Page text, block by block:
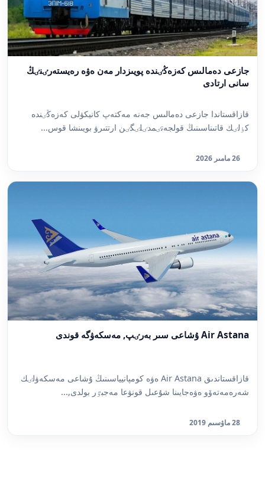
جازعى دەمالىس كەزەڭٸندە پويىزدار مەن ەۋە رەيستەرٸنٸڭ
سانى ارتادى
قازاقستاندا جازعى دەمالىس جەنە مەكتەپ كانيكۋلى كەزەڭٸندە
كٶلٸك قاتىناسىنىڭ قولجەتٸمدٸلٸگٸن ارتتىرۋ بويىنشا قوس...
26 مامىر 2026
Air Astana ۇشاعى سىر بەرٸپ, مەسكەۋگە قوندى
قازاقستاندىق Air Astana ەۋە كومپانيياسىنىڭ ۇشاعى مەسكەۋلٸك
شەرەمەتەۆو ەۋەجايىنا شۇعىل قونۋعا مەجبٷر بولدى,...
28 ماۋسىم 2019